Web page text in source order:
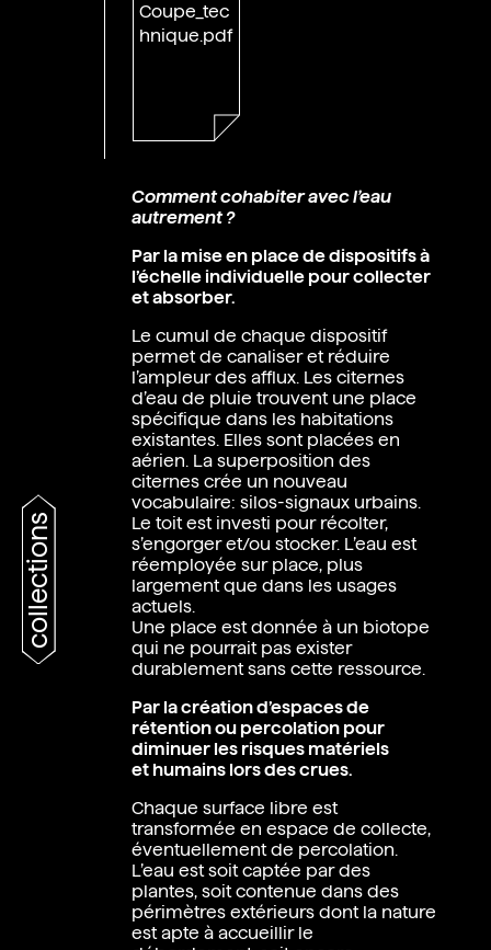
collections
Comment cohabiter avec l’eau
autrement ?
Par la mise en place de dispositifs à
l’échelle individuelle pour collecter
et absorber.
Le cumul de chaque dispositif
permet de canaliser et réduire
l’ampleur des afflux. Les citernes
d’eau de pluie trouvent une place
spécifique dans les habitations
existantes. Elles sont placées en
aérien. La superposition des
citernes crée un nouveau
vocabulaire: silos-signaux urbains.
Le toit est investi pour récolter,
s’engorger et/ou stocker. L’eau est
réemployée sur place, plus
largement que dans les usages
actuels.
Une place est donnée à un biotope
qui ne pourrait pas exister
durablement sans cette ressource.
Par la création d’espaces de
rétention ou percolation pour
diminuer les risques matériels
et humains lors des crues.
Chaque surface libre est
transformée en espace de collecte,
éventuellement de percolation.
L’eau est soit captée par des
plantes, soit contenue dans des
périmètres extérieurs dont la nature
est apte à accueillir le
Coupe_tec
hnique.pdf